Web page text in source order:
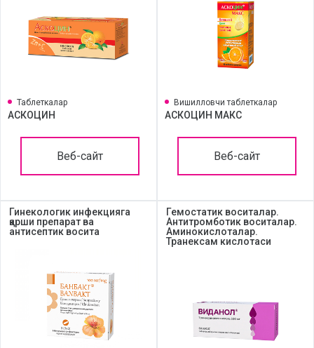
Таблеткалар
АСКОЦИН
Веб-сайт
Вишилловчи таблеткалар
АСКОЦИН МАКС
Веб-сайт
Гинекологик инфекцияга
қарши препарат ва
антисептик восита
Гемостатик воситалар.
Aнтитромботик воситалар.
Aминокислоталар.
Транексам кислотаси